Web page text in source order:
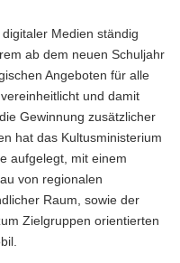
Medien ständig
ab dem neuen Schuljahr
Angeboten für alle
und damit
Gewinnung zusätzlicher
hat das Kultusministerium
aufgelegt, mit einem
von regionalen
Raum, sowie der
Zielgruppen orientierten